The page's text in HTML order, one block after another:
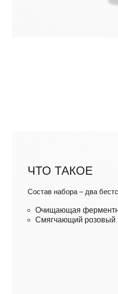
ЧТО ТАКОЕ
Состав набора – два
Очищающая
Смягчающий розовый